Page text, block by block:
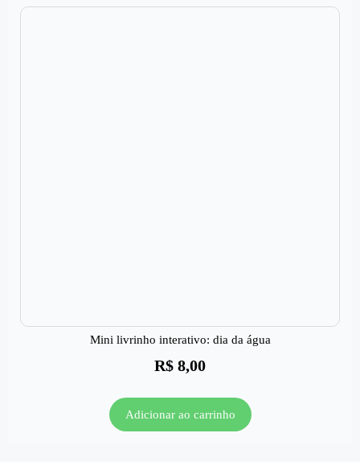
Mini livrinho interativo: dia da água
R$ 8,00
Adicionar ao carrinho